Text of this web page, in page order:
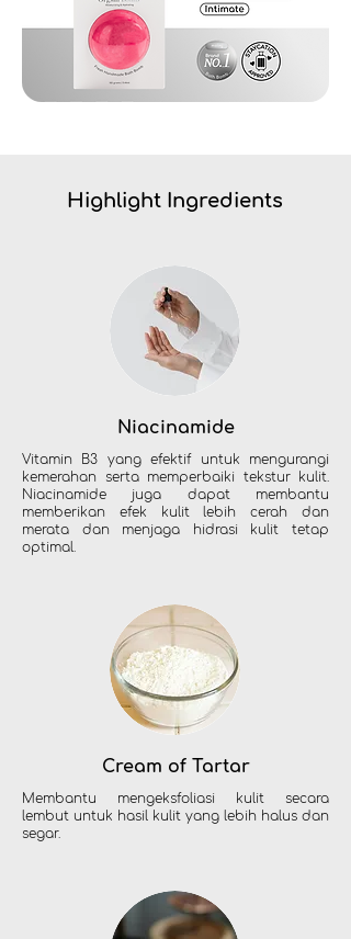
Highlight Ingredients
Niacinamide
Vitamin B3 yang efektif untuk mengurangi
kemerahan serta memperbaiki tekstur kulit.
Niacinamide juga dapat membantu
memberikan efek kulit lebih cerah dan
merata dan menjaga hidrasi kulit tetap
optimal.
Cream of Tartar
Membantu mengeksfoliasi kulit secara
lembut untuk hasil kulit yang lebih halus dan
segar.